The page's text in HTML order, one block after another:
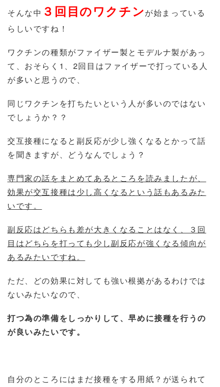
そんな中 ３回目のワクチンが始まっている
らしいですね！
ワクチンの種類がファイザー製とモデルナ製があっ
て、おそらく1、2回目はファイザーで打っている人
が多いと思うので、
同じワクチンを打ちたいという人が多いのではない
でしょうか？？
交互接種になると副反応が少し強くなるとかって話
を聞きますが、どうなんでしょう？
専門家の話をまとめてあるところを読みましたが、
効果が交互接種は少し高くなるという話もあるみた
いです。
副反応はどちらも差が大きくなることはなく、３回
目はどちらを打っても少し副反応が強くなる傾向が
あるみたいですね。
ただ、どの効果に対しても強い根拠があるわけでは
ないみたいなので、
打つ為の準備をしっかりして、早めに接種を行うの
が良いみたいです。
自分のところにはまだ接種をする用紙？が送られて